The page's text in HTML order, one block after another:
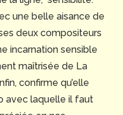
une belle aisance de
deux compositeurs
incarnation sensible
maîtrisée de La
confirme qu’elle
avec laquelle il faut